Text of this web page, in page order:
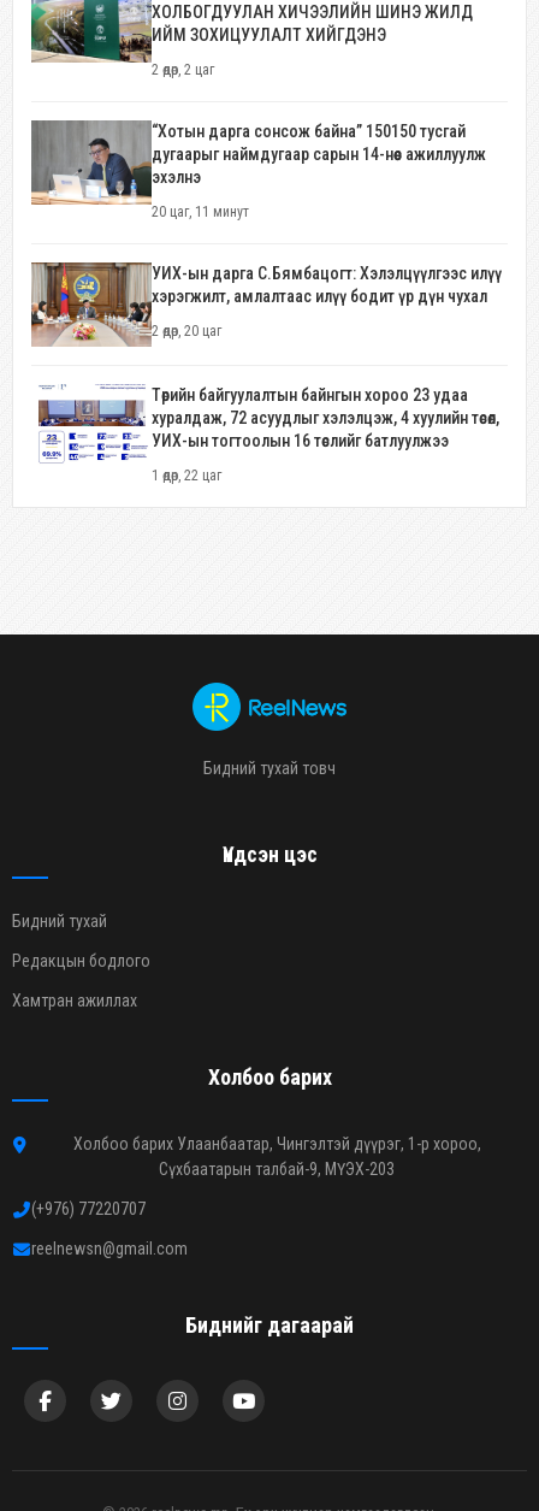
ХОЛБОГДУУЛАН ХИЧЭЭЛИЙН ШИНЭ ЖИЛД
ИЙМ ЗОХИЦУУЛАЛТ ХИЙГДЭНЭ
2 өдөр, 2 цаг
“Хотын дарга сонсож байна” 150150 тусгай
дугаарыг наймдугаар сарын 14-нөөс ажиллуулж
эхэлнэ
20 цаг, 11 минут
УИХ-ын дарга С.Бямбацогт: Хэлэлцүүлгээс илүү
хэрэгжилт, амлалтаас илүү бодит үр дүн чухал
2 өдөр, 20 цаг
Төрийн байгуулалтын байнгын хороо 23 удаа
хуралдаж, 72 асуудлыг хэлэлцэж, 4 хуулийн төсөл,
УИХ-ын тогтоолын 16 төслийг батлуулжээ
1 өдөр, 22 цаг
Бидний тухай товч
Үндсэн цэс
Бидний тухай
Редакцын бодлого
Хамтран ажиллах
Холбоо барих
Холбоо барих Улаанбаатар, Чингэлтэй дүүрэг, 1-р хороо,
Сүхбаатарын талбай-9, МҮЭХ-203
(+976) 77220707
reelnewsn@gmail.com
Биднийг дагаарай